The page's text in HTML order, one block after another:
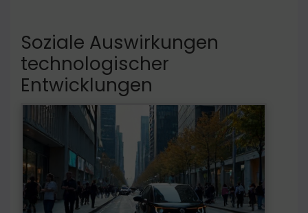
Soziale Auswirkungen
technologischer
Entwicklungen